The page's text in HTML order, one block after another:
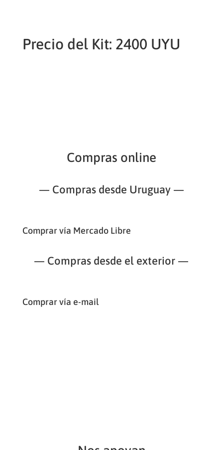
Precio del Kit: 2400 UYU
Compras online
— Compras desde Uruguay —
Comprar vía Mercado Libre
— Compras desde el exterior —
Comprar vía e-mail